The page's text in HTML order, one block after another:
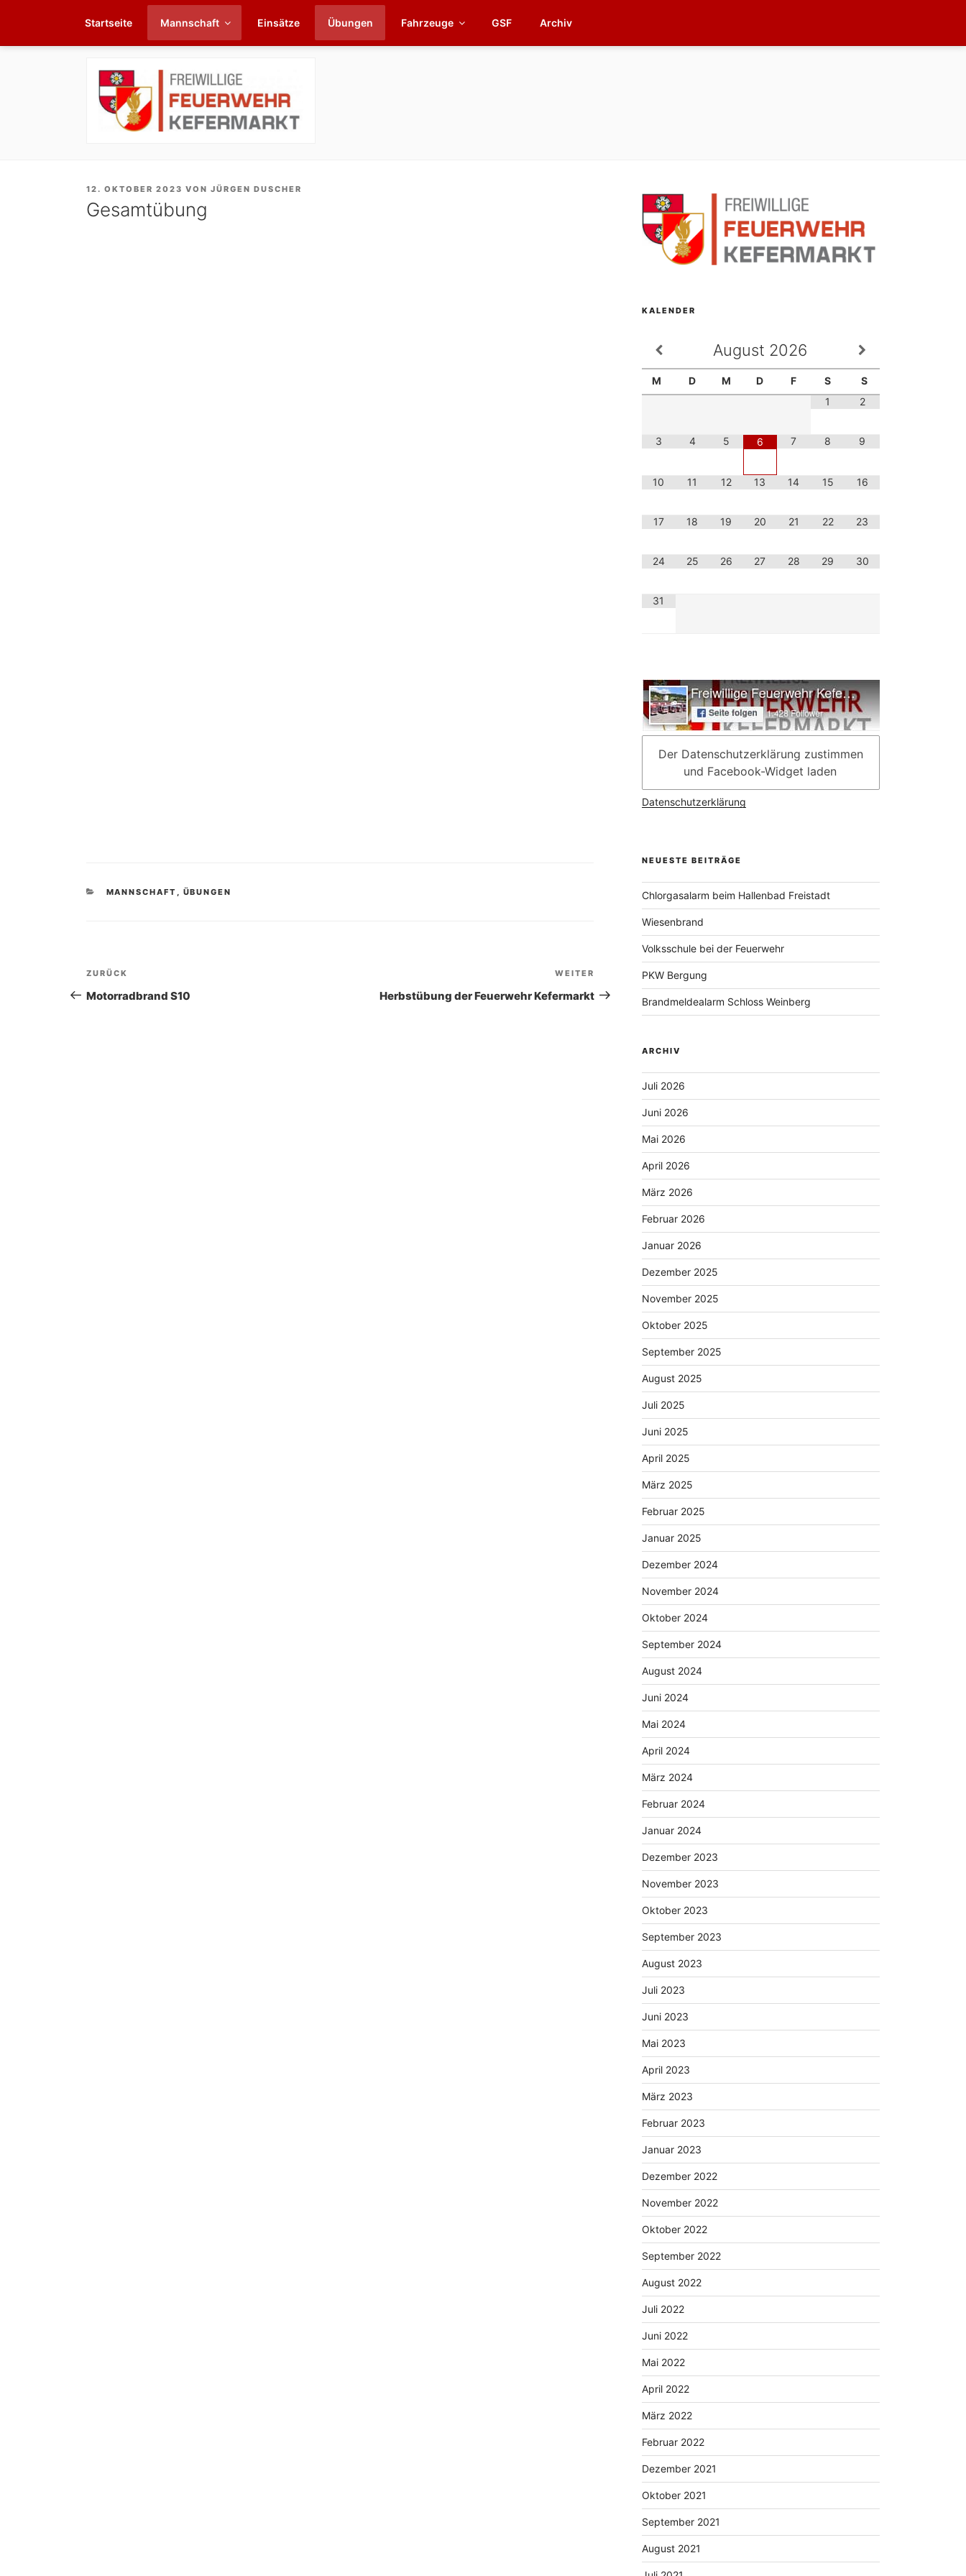
springen
Startseite Mannschaft Einsätze Übungen Fahrzeuge GSF Archiv
VERÖFFENTLICHT
AM
12. OKTOBER 2023 VON JÜRGEN DUSCHER
Gesamtübung
KATEGORIEN
MANNSCHAFT , ÜBUNGEN
Beitragsnavigation
Vorheriger
Beitrag
ZURÜCK
Motorradbrand S10
Nächster
Beitrag
WEITER
Herbstübung der Feuerwehr Kefermarkt
KALENDER
August 2026
M D M D F S
S
1
2
3 4 5 6 7 8 9
10 11 12 13 14 15 16
17 18 19 20 21 22 23
24 25 26 27 28 29 30
31
Der Datenschutzerklärung zustimmen
und Facebook-Widget laden
Datenschutzerklärung
NEUESTE BEITRÄGE
Chlorgasalarm beim Hallenbad Freistadt
Wiesenbrand
Volksschule bei der Feuerwehr
PKW Bergung
Brandmeldealarm Schloss Weinberg
ARCHIV
Juli 2026
Juni 2026
Mai 2026
April 2026
März 2026
Februar 2026
Januar 2026
Dezember 2025
November 2025
Oktober 2025
September 2025
August 2025
Juli 2025
Juni 2025
April 2025
März 2025
Februar 2025
Januar 2025
Dezember 2024
November 2024
Oktober 2024
September 2024
August 2024
Juni 2024
Mai 2024
April 2024
März 2024
Februar 2024
Januar 2024
Dezember 2023
November 2023
Oktober 2023
September 2023
August 2023
Juli 2023
Juni 2023
Mai 2023
April 2023
März 2023
Februar 2023
Januar 2023
Dezember 2022
November 2022
Oktober 2022
September 2022
August 2022
Juli 2022
Juni 2022
Mai 2022
April 2022
März 2022
Februar 2022
Dezember 2021
Oktober 2021
September 2021
August 2021